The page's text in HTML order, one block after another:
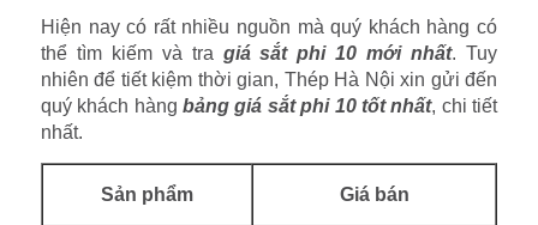
Hiện nay có rất nhiều nguồn mà quý khách hàng có
thể tìm kiếm và tra giá sắt phi 10 mới nhất. Tuy
nhiên để tiết kiệm thời gian, Thép Hà Nội xin gửi đến
quý khách hàng bảng giá sắt phi 10 tốt nhất, chi tiết
nhất.
Sản phẩm Giá bán